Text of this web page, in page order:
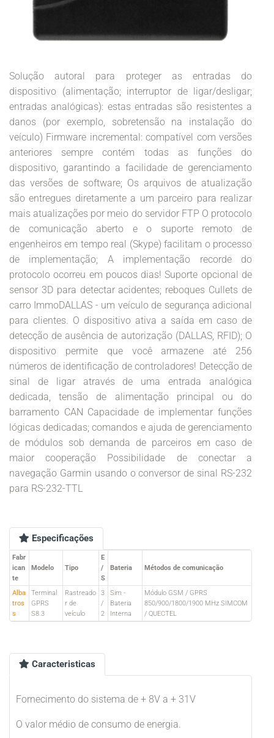
Solução autoral para proteger as entradas do
dispositivo (alimentação; interruptor de ligar/desligar;
entradas analógicas): estas entradas são resistentes a
danos (por exemplo, sobretensão na instalação do
veículo) Firmware incremental: compatível com versões
anteriores sempre contém todas as funções do
dispositivo, garantindo a facilidade de gerenciamento
das versões de software; Os arquivos de atualização
são entregues diretamente a um parceiro para realizar
mais atualizações por meio do servidor FTP O protocolo
de comunicação aberto e o suporte remoto de
engenheiros em tempo real (Skype) facilitam o processo
de implementação; A implementação recorde do
protocolo ocorreu em poucos dias! Suporte opcional de
sensor 3D para detectar acidentes; reboques Cullets de
carro ImmoDALLAS - um veículo de segurança adicional
para clientes. O dispositivo ativa a saída em caso de
detecção de ausência de autorização (DALLAS, RFID); O
dispositivo permite que você armazene até 256
números de identificação de controladores! Detecção de
sinal de ligar através de uma entrada analógica
dedicada, tensão de alimentação principal ou do
barramento CAN Capacidade de implementar funções
lógicas dedicadas; comandos e ajuda de gerenciamento
de módulos sob demanda de parceiros em caso de
maior cooperação Possibilidade de conectar a
navegação Garmin usando o conversor de sinal RS-232
para RS-232-TTL
Especificações
Fabr
ican
te
Modelo Tipo
E
/
S
Bateria Métodos de comunicação
Alba
tros
s
Terminal
GPRS
S8.3
Rastreado
r de
veículo
3
/
2
Sim -
Bateria
Interna
Módulo GSM / GPRS
850/900/1800/1900 MHz SIMCOM
/ QUECTEL
Caracteristicas
Fornecimento do sistema de + 8V a + 31V
O valor médio de consumo de energia.